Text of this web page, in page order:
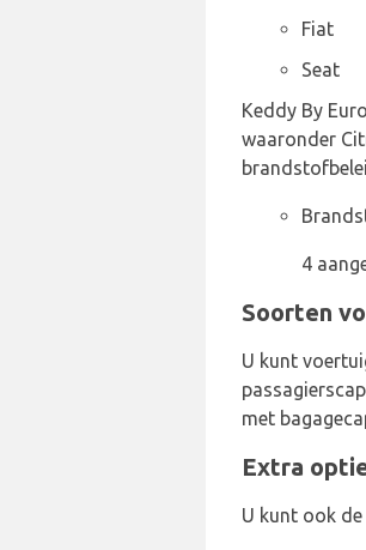
Fiat
Seat
Keddy By
waaronder
4
Soorten
U kunt
met
Extra
U kunt ook